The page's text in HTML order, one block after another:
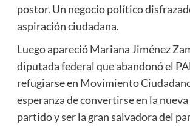
postor. Un negocio político
aspiración ciudadana.
Luego apareció Mariana Jiménez
diputada federal que abandonó el
refugiarse en Movimiento
esperanza de convertirse en la
partido y ser la gran salvadora del